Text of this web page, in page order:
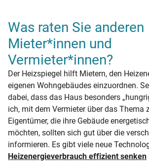
Was raten Sie anderen
Mieter*innen und
Vermieter*innen?
Der Heizspiegel hilft Mietern, den
eigenen Wohngebäudes einzuordnen.
dabei, dass das Haus besonders
ich, mit dem Vermieter über das Thema
Eigentümer, die ihre Gebäude
möchten, sollten sich gut über die
informieren. Es gibt viele neue
Heizenergieverbrauch effizient senken